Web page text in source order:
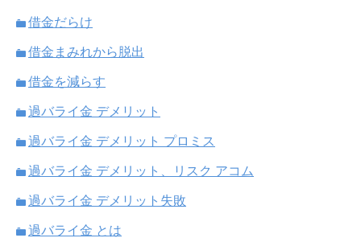
借金だらけ
借金まみれから脱出
借金を減らす
過バライ金 デメリット
過バライ金 デメリット プロミス
過バライ金 デメリット、リスク アコム
過バライ金 デメリット失敗
過バライ金 とは